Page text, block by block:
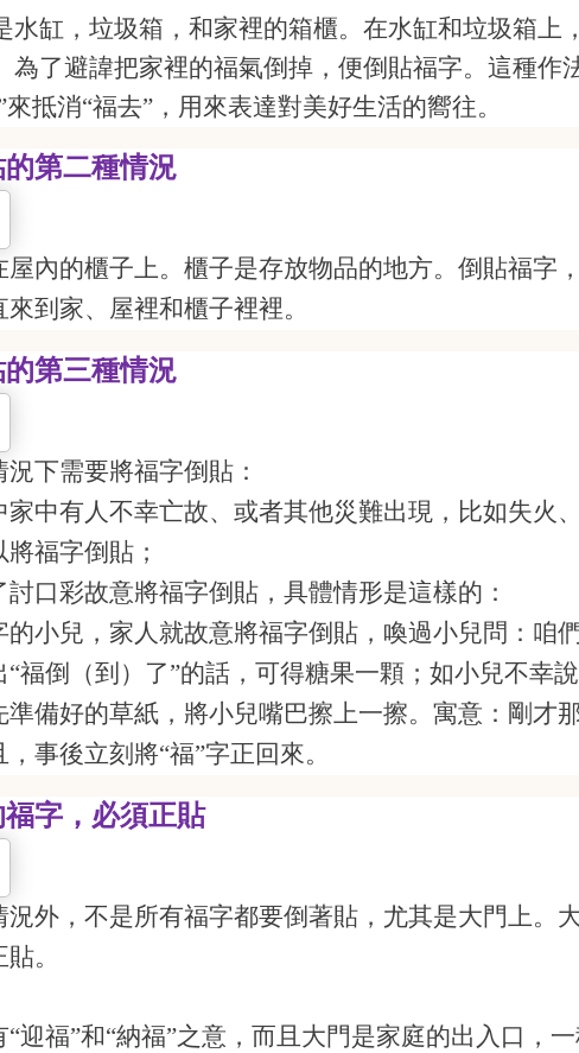
水缸，垃圾箱，和家裡的箱櫃。 在水缸和垃圾箱上
為了避諱把家裡的福氣倒掉，便倒貼福字。這種作
抵消“福去”， 用來表達對美好生活的嚮往。
第二種情況
屋內的櫃子上。櫃子是存放物品的地方。倒貼福字
來到家、屋裡和櫃子裡裡。
第三種情況
下需要將福字倒貼：
家中有人不幸亡故、或者其他災難出現，比如失火
福字倒貼；
討口彩故意將福字倒貼，具體情形是這樣的：
的小兒，家人就故意將福字倒貼，喚過小兒問：咱
福倒（到）了”的話，可得糖果一顆；如小兒不幸
準備好的草紙，將小兒嘴巴擦上一擦。寓意： 剛才
事後立刻將“福”字正回來。
字，必須正貼
況外，不是所有福字都要倒著貼，尤其是大門上。
。
迎福”和“納福”之意，而且大門是家庭的出入口，